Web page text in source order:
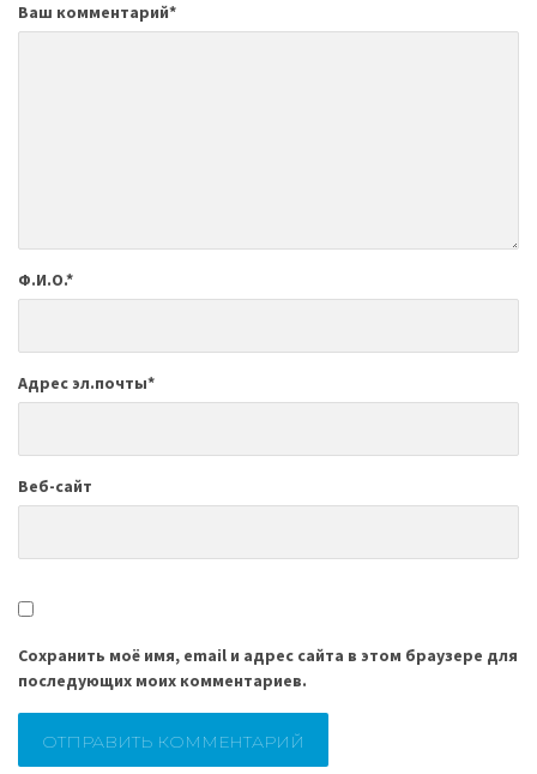
Ваш комментарий*
Ф.И.О.*
Адрес эл.почты*
Веб-сайт
Сохранить моё имя, email и адрес сайта в этом браузере для
последующих моих комментариев.